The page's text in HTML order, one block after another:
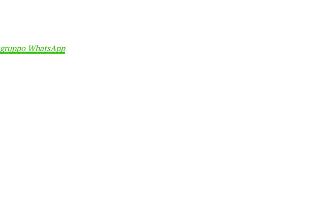
gruppo WhatsApp